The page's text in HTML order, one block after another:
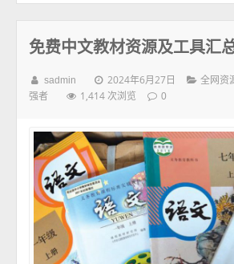
免费中文教材资源及工具汇
sadmin 2024年6月27日 全网资
强者
1,414 次浏览 0